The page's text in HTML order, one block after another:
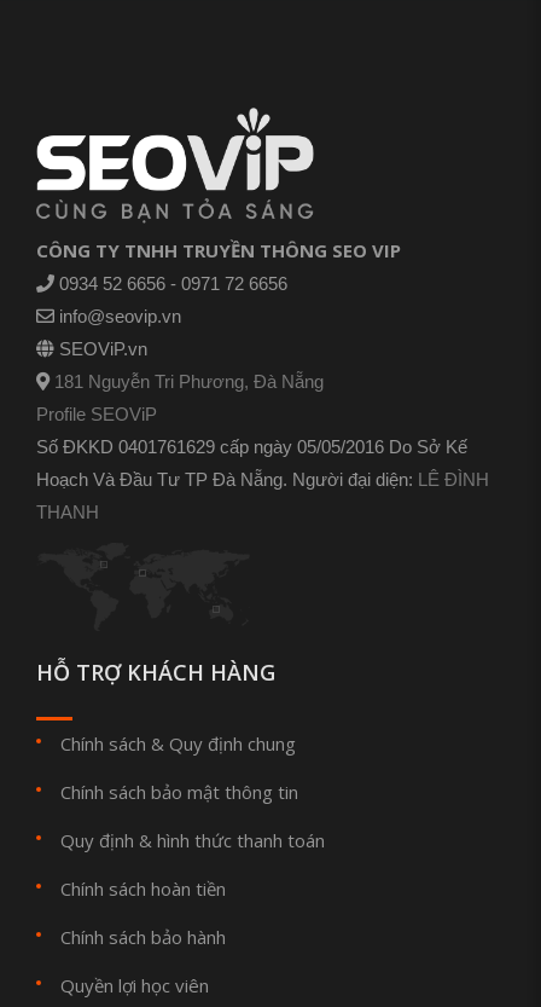
CÔNG TY TNHH TRUYỀN THÔNG SEO VIP
0934 52 6656 - 0971 72 6656
info@seovip.vn
SEOViP.vn
181 Nguyễn Tri Phương, Đà Nẵng
Profile SEOViP
Số ĐKKD 0401761629 cấp ngày 05/05/2016 Do Sở Kế
Hoạch Và Đầu Tư TP Đà Nẵng. Người đại diện: LÊ ĐÌNH
THANH
HỖ TRỢ KHÁCH HÀNG
Chính sách & Quy định chung
Chính sách bảo mật thông tin
Quy định & hình thức thanh toán
Chính sách hoàn tiền
Chính sách bảo hành
Quyền lợi học viên